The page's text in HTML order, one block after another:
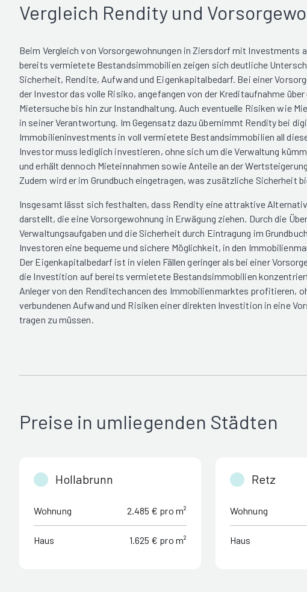
Vergleich Rendity und
Beim Vergleich von Vorsorgewohnungen in Ziersdorf mit Investments
bereits vermietete Bestandsimmobilien zeigen sich deutliche
Sicherheit, Rendite, Aufwand und Eigenkapitalbedarf. Bei einer
der Investor das volle Risiko, angefangen von der Kreditaufnahme über
Mietersuche bis hin zur Instandhaltung. Auch eventuelle Risiken wie
in seiner Verantwortung. Im Gegensatz dazu übernimmt Rendity bei
Immobilieninvestments in voll vermietete Bestandsimmobilien all
Investor muss lediglich investieren, ohne sich um die Verwaltung
und erhält dennoch Mieteinnahmen sowie Anteile an der
Zudem wird er im Grundbuch eingetragen, was zusätzliche Sicherheit
Insgesamt lässt sich festhalten, dass Rendity eine attraktive
darstellt, die eine Vorsorgewohnung in Erwägung ziehen. Durch die
Verwaltungsaufgaben und die Sicherheit durch Eintragung im
Investoren eine bequeme und sichere Möglichkeit, in den
Der Eigenkapitalbedarf ist in vielen Fällen geringer als bei einer
die Investition auf bereits vermietete Bestandsimmobilien
Anleger von den Renditechancen des Immobilienmarktes profitieren,
verbundenen Aufwand und Risiken einer direkten Investition in eine
tragen zu müssen.
Preise in umliegenden Städten
Hollabrunn
Wohnung 2.485 € pro m²
Haus 1.625 € pro m²
Retz
Wohnung
Haus